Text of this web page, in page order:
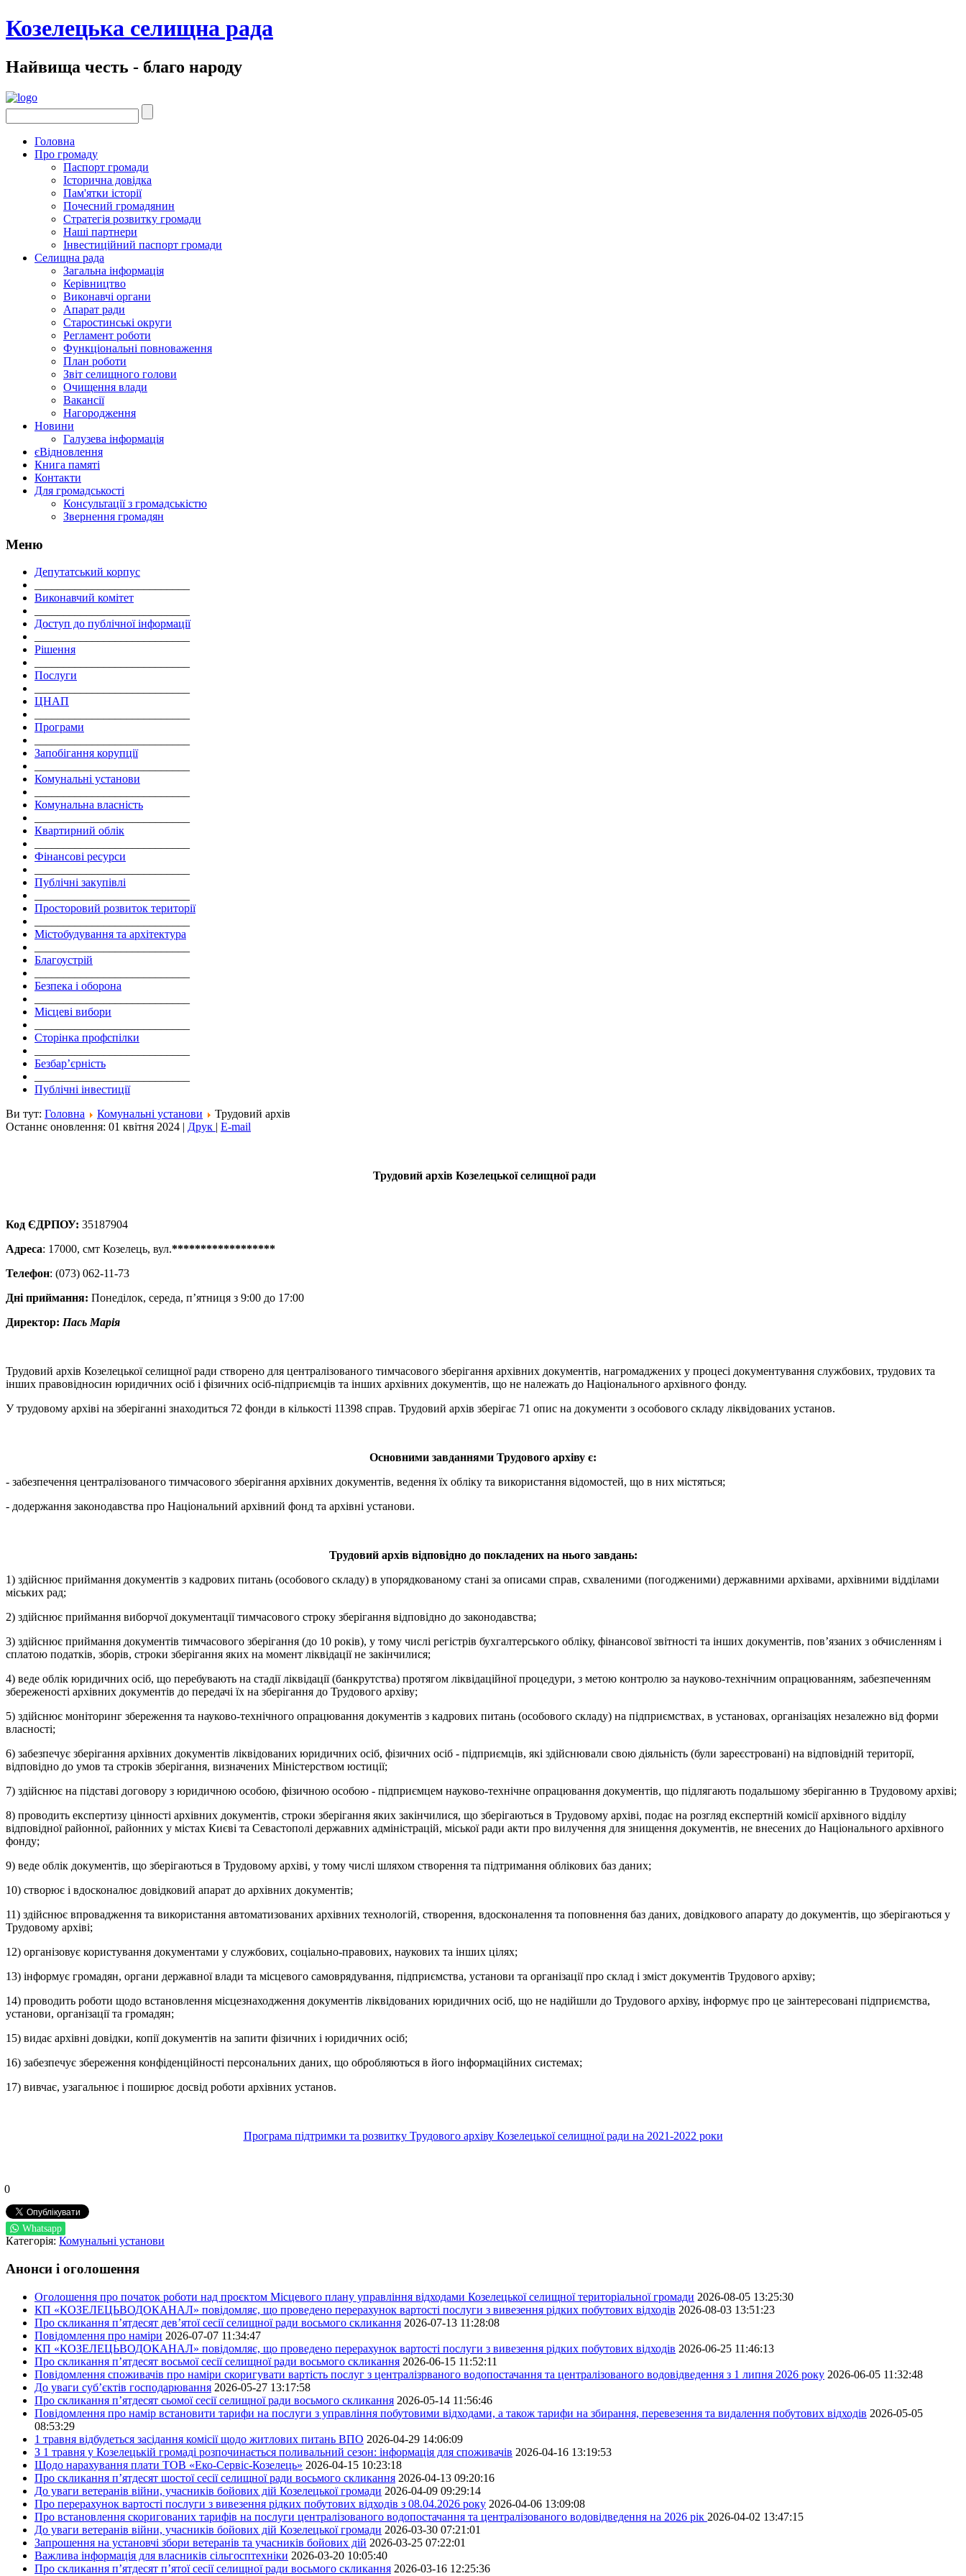
Козелецька селищна рада
Найвища честь - благо народу
Головна
Про громаду
Паспорт громади
Історична довідка
Пам'ятки історії
Почесний громадянин
Стратегія розвитку громади
Наші партнери
Інвестиційний паспорт громади
Селищна рада
Загальна інформація
Керівництво
Виконавчі органи
Апарат ради
Старостинські округи
Регламент роботи
Функціональні повноваження
План роботи
Звіт селищного голови
Очищення влади
Вакансії
Нагородження
Новини
Галузева інформація
єВідновлення
Книга памяті
Контакти
Для громадськості
Консультації з громадськістю
Звернення громадян
Меню
Депутатський корпус
Виконавчий комітет
Доступ до публічної інформації
Рішення
Послуги
ЦНАП
Програми
Запобігання корупції
Комунальні установи
Комунальна власність
Квартирний облік
Фінансові ресурси
Публічні закупівлі
Просторовий розвиток території
Містобудування та архітектура
Благоустрій
Безпека і оборона
Місцеві вибори
Сторінка профспілки
Безбар’єрність
Публічні інвестиції
Ви тут: Головна Комунальні установи
Трудовий архів
Останнє оновлення: 01 квітня 2024 | Друк | E-mail
Трудовий архів Козелецької селищної ради
Код ЄДРПОУ: 35187904
Адреса: 17000, смт Козелець, вул.******************
Телефон: (073) 062-11-73
Дні приймання: Понеділок, середа, п’ятниця з 9:00 до 17:00
Директор: Пась Марія
Трудовий архів Козелецької селищної ради створено для централізованого тимчасового зберігання архівних документів, нагромаджених у процесі документування службових, трудових та
інших правовідносин юридичних осіб і фізичних осіб-підприємців та інших архівних документів, що не належать до Національного архівного фонду.
У трудовому архіві на зберіганні знаходиться 72 фонди в кількості 11398 справ. Трудовий архів зберігає 71 опис на документи з особового складу ліквідованих установ.
Основними завданнями Трудового архіву є:
- забезпечення централізованого тимчасового зберігання архівних документів, ведення їх обліку та використання відомостей, що в них містяться;
- додержання законодавства про Національний архівний фонд та архівні установи.
Трудовий архів відповідно до покладених на нього завдань:
1) здійснює приймання документів з кадрових питань (особового складу) в упорядкованому стані за описами справ, схваленими (погодженими) державними архівами, архівними відділами
міських рад;
2) здійснює приймання виборчої документації тимчасового строку зберігання відповідно до законодавства;
3) здійснює приймання документів тимчасового зберігання (до 10 років), у тому числі регістрів бухгалтерського обліку, фінансової звітності та інших документів, пов’язаних з обчисленням і
сплатою податків, зборів, строки зберігання яких на момент ліквідації не закінчилися;
4) веде облік юридичних осіб, що перебувають на стадії ліквідації (банкрутства) протягом ліквідаційної процедури, з метою контролю за науково-технічним опрацюванням, забезпеченням
збереженості архівних документів до передачі їх на зберігання до Трудового архіву;
5) здійснює моніторинг збереження та науково-технічного опрацювання документів з кадрових питань (особового складу) на підприємствах, в установах, організаціях незалежно від форми
власності;
6) забезпечує зберігання архівних документів ліквідованих юридичних осіб, фізичних осіб - підприємців, які здійснювали свою діяльність (були зареєстровані) на відповідній території,
відповідно до умов та строків зберігання, визначених Міністерством юстиції;
7) здійснює на підставі договору з юридичною особою, фізичною особою - підприємцем науково-технічне опрацювання документів, що підлягають подальшому зберіганню в Трудовому архіві;
8) проводить експертизу цінності архівних документів, строки зберігання яких закінчилися, що зберігаються в Трудовому архіві, подає на розгляд експертній комісії архівного відділу
відповідної районної, районних у містах Києві та Севастополі державних адміністрацій, міської ради акти про вилучення для знищення документів, не внесених до Національного архівного
фонду;
9) веде облік документів, що зберігаються в Трудовому архіві, у тому числі шляхом створення та підтримання облікових баз даних;
10) створює і вдосконалює довідковий апарат до архівних документів;
11) здійснює впровадження та використання автоматизованих архівних технологій, створення, вдосконалення та поповнення баз даних, довідкового апарату до документів, що зберігаються у
Трудовому архіві;
12) організовує користування документами у службових, соціально-правових, наукових та інших цілях;
13) інформує громадян, органи державної влади та місцевого самоврядування, підприємства, установи та організації про склад і зміст документів Трудового архіву;
14) проводить роботи щодо встановлення місцезнаходження документів ліквідованих юридичних осіб, що не надійшли до Трудового архіву, інформує про це заінтересовані підприємства,
установи, організації та громадян;
15) видає архівні довідки, копії документів на запити фізичних і юридичних осіб;
16) забезпечує збереження конфіденційності персональних даних, що обробляються в його інформаційних системах;
17) вивчає, узагальнює і поширює досвід роботи архівних установ.
Програма підтримки та розвитку Трудового архіву Козелецької селищної ради на 2021-2022 роки
0
Whatsapp
Категорія: Комунальні установи
Анонси і оголошення
Оголошення про початок роботи над проєктом Місцевого плану управління відходами Козелецької селищної територіальної громади 2026-08-05 13:25:30
КП «КОЗЕЛЕЦЬВОДОКАНАЛ» повідомляє, що проведено перерахунок вартості послуги з вивезення рідких побутових відходів 2026-08-03 13:51:23
Про скликання п’ятдесят дев’ятої сесії селищної ради восьмого скликання 2026-07-13 11:28:08
Повідомлення про наміри 2026-07-07 11:34:47
КП «КОЗЕЛЕЦЬВОДОКАНАЛ» повідомляє, що проведено перерахунок вартості послуги з вивезення рідких побутових відходів 2026-06-25 11:46:13
Про скликання п’ятдесят восьмої сесії селищної ради восьмого скликання 2026-06-15 11:52:11
Повідомлення споживачів про наміри скоригувати вартість послуг з централізрваного водопостачання та централізованого водовідведення з 1 липня 2026 року 2026-06-05 11:32:48
До уваги суб’єктів господарювання 2026-05-27 13:17:58
Про скликання п’ятдесят сьомої сесії селищної ради восьмого скликання 2026-05-14 11:56:46
Повідомлення про намір встановити тарифи на послуги з управління побутовими відходами, а також тарифи на збирання, перевезення та видалення побутових відходів 2026-05-05
08:53:29
1 травня відбудеться засідання комісії щодо житлових питань ВПО 2026-04-29 14:06:09
З 1 травня у Козелецькій громаді розпочинається поливальний сезон: інформація для споживачів 2026-04-16 13:19:53
Щодо нарахування плати ТОВ «Еко-Сервіс-Козелець» 2026-04-15 10:23:18
Про скликання п’ятдесят шостої сесії селищної ради восьмого скликання 2026-04-13 09:20:16
До уваги ветеранів війни, учасників бойових дій Козелецької громади 2026-04-09 09:29:14
Про перерахунок вартості послуги з вивезення рідких побутових відходів з 08.04.2026 року 2026-04-06 13:09:08
Про встановлення скоригованих тарифів на послуги централізованого водопостачання та централізованого водовідведення на 2026 рік 2026-04-02 13:47:15
До уваги ветеранів війни, учасників бойових дій Козелецької громади 2026-03-30 07:21:01
Запрошення на установчі збори ветеранів та учасників бойових дій 2026-03-25 07:22:01
Важлива інформація для власників сільгосптехніки 2026-03-20 10:05:40
Про скликання п’ятдесят п’ятої сесії селищної ради восьмого скликання 2026-03-16 12:25:36